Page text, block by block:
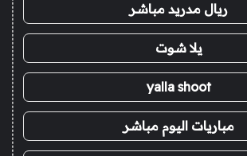
ريال مدريد مباشر
يلا شوت
yalla shoot
مباريات اليوم مباشر